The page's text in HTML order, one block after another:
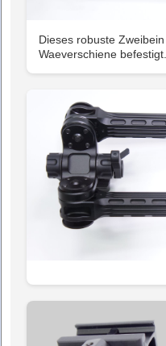
Dieses robuste
Waeverschiene befestigt.